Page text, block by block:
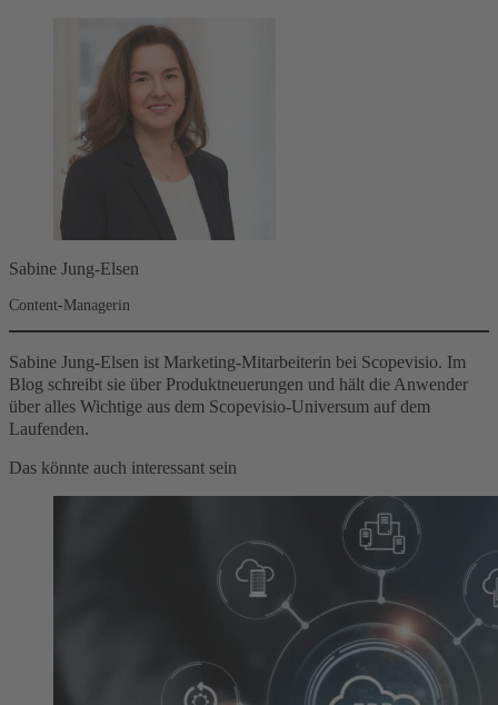
Sabine Jung-Elsen
Content-Managerin
Sabine Jung-Elsen ist Marketing-Mitarbeiterin bei Scopevisio. Im
Blog schreibt sie über Produktneuerungen und hält die Anwender
über alles Wichtige aus dem Scopevisio-Universum auf dem
Laufenden.
Das könnte auch interessant sein